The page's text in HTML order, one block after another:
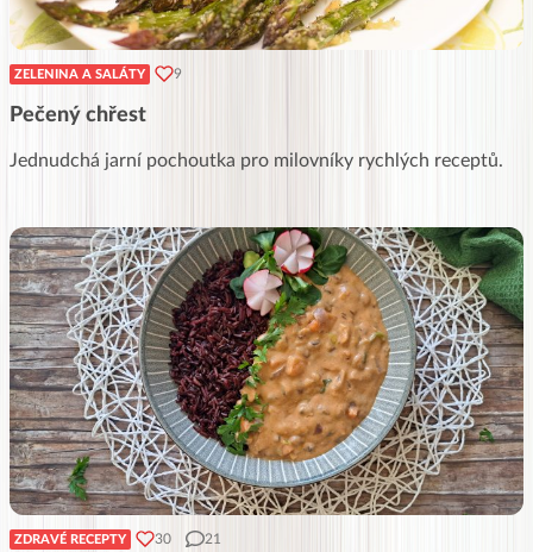
ZELENINA A SALÁTY 9
Pečený chřest
Jednudchá jarní pochoutka pro milovníky rychlých receptů.
ZDRAVÉ RECEPTY 30 21